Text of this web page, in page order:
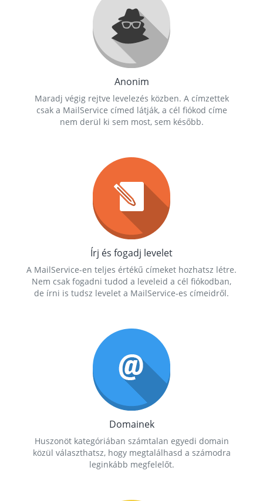
Anonim
Maradj végig rejtve levelezés közben. A címzettek
csak a MailService címed látják, a cél fiókod címe
nem derül ki sem most, sem később.
Írj és fogadj levelet
A MailService-en teljes értékű címeket hozhatsz létre.
Nem csak fogadni tudod a leveleid a cél fiókodban,
de írni is tudsz levelet a MailService-es címeidről.
Domainek
Huszonöt kategóriában számtalan egyedi domain
közül választhatsz, hogy megtalálhasd a számodra
leginkább megfelelőt.